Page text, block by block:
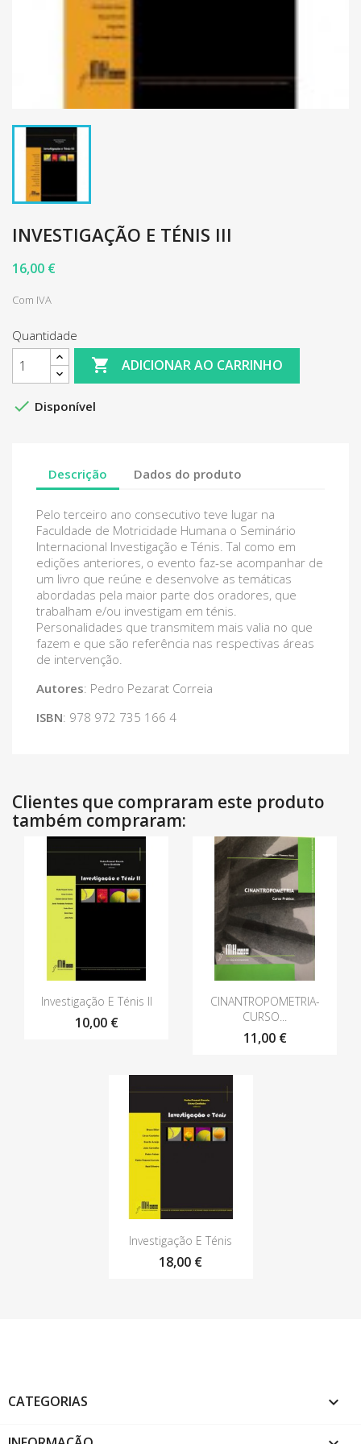
INVESTIGAÇÃO E TÉNIS III
16,00 €
Com IVA
Quantidade
 ADICIONAR AO CARRINHO
 Disponível
Descrição Dados do produto
Pelo terceiro ano consecutivo teve lugar na
Faculdade de Motricidade Humana o Seminário
Internacional Investigação e Ténis. Tal como em
edições anteriores, o evento faz-se acompanhar de
um livro que reúne e desenvolve as temáticas
abordadas pela maior parte dos oradores, que
trabalham e/ou investigam em ténis.
Personalidades que transmitem mais valia no que
fazem e que são referência nas respectivas áreas
de intervenção.
Autores: Pedro Pezarat Correia
ISBN: 978 972 735 166 4
Clientes que compraram este produto
também compraram:
Vista rápida
Investigação E Ténis II
10,00 €
Vista rápida
CINANTROPOMETRIA-
CURSO...
11,00 €
Vista rápida
Investigação E Ténis
18,00 €
CATEGORIAS 